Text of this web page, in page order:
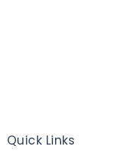
Quick Links